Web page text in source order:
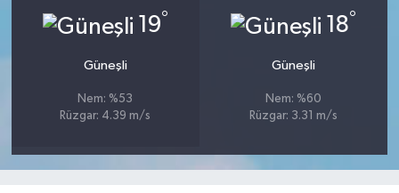
19°
Güneşli
Nem: %53
Rüzgar: 4.39 m/s
18°
Güneşli
Nem: %60
Rüzgar: 3.31 m/s